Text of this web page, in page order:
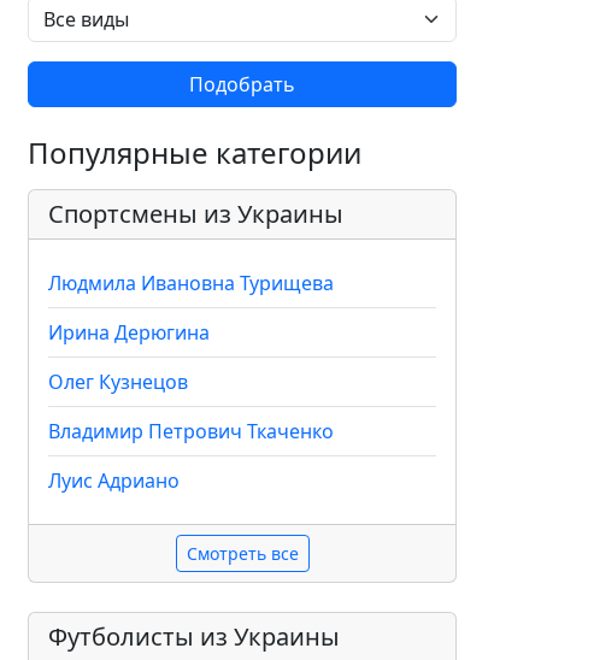
Подобрать
Популярные категории
Спортсмены из Украины
Людмила Ивановна Турищева
Ирина Дерюгина
Олег Кузнецов
Владимир Петрович Ткаченко
Луис Адриано
Смотреть все
Футболисты из Украины